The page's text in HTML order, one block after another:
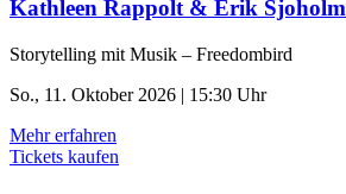
Kathleen Rappolt & Erik Sjoholm
Storytelling mit Musik – Freedombird
So., 11. Oktober 2026 | 15:30 Uhr
Mehr erfahren
Tickets kaufen